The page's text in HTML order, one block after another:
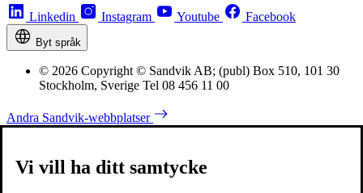
Linkedin Instagram Youtube Facebook
Byt språk
© 2026 Copyright © Sandvik AB; (publ) Box 510, 101 30
Stockholm, Sverige Tel 08 456 11 00
Andra Sandvik-webbplatser
Vi vill ha ditt samtycke